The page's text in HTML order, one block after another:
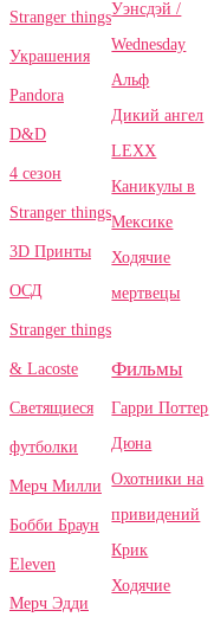
Stranger things
Украшения
Pandora
D&D
4 сезон
Stranger things
3D Принты
ОСД
Stranger things
& Lacoste
Светящиеся
футболки
Мерч Милли
Бобби Браун
Eleven
Мерч Эдди
Уэнсдэй /
Wednesday
Альф
Дикий ангел
LEXX
Каникулы в
Мексике
Ходячие
мертвецы
Фильмы
Гарри Поттер
Дюна
Охотники на
привидений
Крик
Ходячие